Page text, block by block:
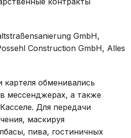
GmbH,
Construction GmbH, Alles
обменивались
мессенджерах, а также
Для передачи
маскируя
пива, гостиничных